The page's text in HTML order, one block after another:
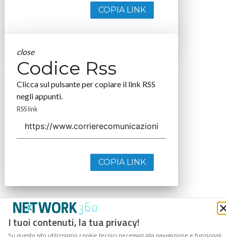
I tuoi contenuti, la tua privacy!
COPIA LINK
close
Codice Rss
Clicca sul pulsante per copiare il link RSS
negli appunti.
RSS link
COPIA LINK